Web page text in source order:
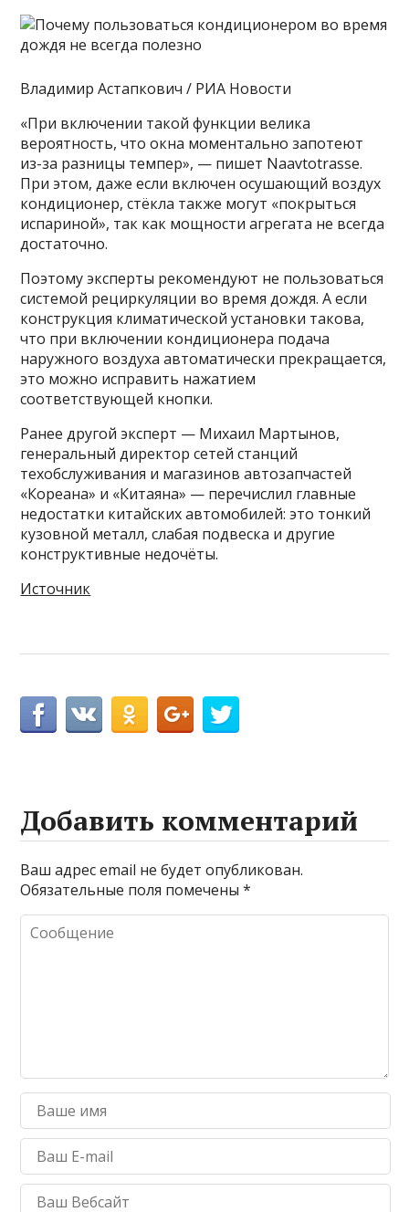
Владимир Астапкович / РИА Новости
«При включении такой функции велика
вероятность, что окна моментально запотеют
из-за разницы темпер», — пишет Naavtotrasse.
При этом, даже если включен осушающий воздух
кондиционер, стёкла также могут «покрыться
испариной», так как мощности агрегата не всегда
достаточно.
Поэтому эксперты рекомендуют не пользоваться
системой рециркуляции во время дождя. А если
конструкция климатической установки такова,
что при включении кондиционера подача
наружного воздуха автоматически прекращается,
это можно исправить нажатием
соответствующей кнопки.
Ранее другой эксперт — Михаил Мартынов,
генеральный директор сетей станций
техобслуживания и магазинов автозапчастей
«Кореана» и «Китаяна» — перечислил главные
недостатки китайских автомобилей: это тонкий
кузовной металл, слабая подвеска и другие
конструктивные недочёты.
Источник
Добавить комментарий
Ваш адрес email не будет опубликован.
Обязательные поля помечены*